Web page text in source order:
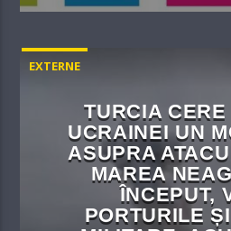
EXTERNE
TURCIA
UCRAINEI UN
ASUPRA
MAREA
ÎNCEPUT,
PORTURILE